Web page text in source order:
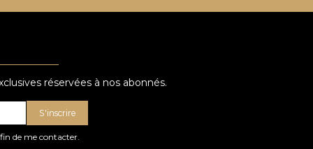
réservées à nos abonnés.
S'inscrire
de me contacter.